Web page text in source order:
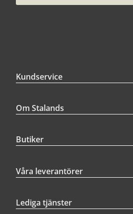
Kundservice
Om Stalands
Butiker
Våra leverantörer
Lediga tjänster